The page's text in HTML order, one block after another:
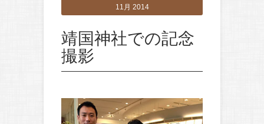
11月 2014
靖国神社での記念
撮影